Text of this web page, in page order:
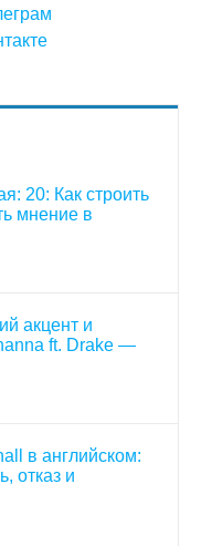
20: Как строить
мнение в
акцент и
ft. Drake —
в английском:
отказ и